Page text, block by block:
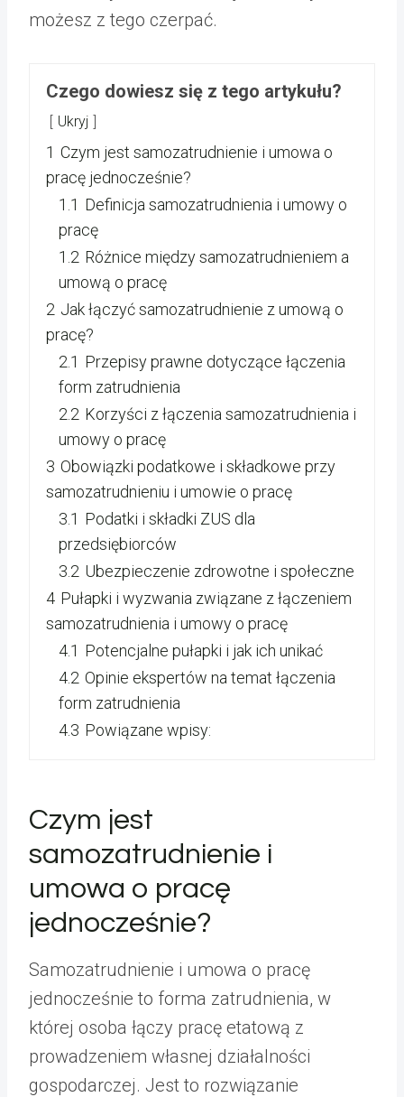
możesz z tego czerpać.
Czego dowiesz się z tego artykułu?
Ukryj
1 Czym jest samozatrudnienie i umowa o
pracę jednocześnie?
1.1 Definicja samozatrudnienia i umowy o
pracę
1.2 Różnice między samozatrudnieniem a
umową o pracę
2 Jak łączyć samozatrudnienie z umową o
pracę?
2.1 Przepisy prawne dotyczące łączenia
form zatrudnienia
2.2 Korzyści z łączenia samozatrudnienia i
umowy o pracę
3 Obowiązki podatkowe i składkowe przy
samozatrudnieniu i umowie o pracę
3.1 Podatki i składki ZUS dla
przedsiębiorców
3.2 Ubezpieczenie zdrowotne i społeczne
4 Pułapki i wyzwania związane z łączeniem
samozatrudnienia i umowy o pracę
4.1 Potencjalne pułapki i jak ich unikać
4.2 Opinie ekspertów na temat łączenia
form zatrudnienia
4.3 Powiązane wpisy:
Czym jest
samozatrudnienie i
umowa o pracę
jednocześnie?
Samozatrudnienie i umowa o pracę
jednocześnie to forma zatrudnienia, w
której osoba łączy pracę etatową z
prowadzeniem własnej działalności
gospodarczej. Jest to rozwiązanie